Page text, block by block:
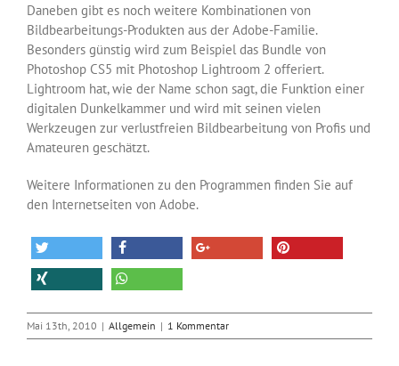
Daneben gibt es noch weitere Kombinationen von
Bildbearbeitungs-Produkten aus der Adobe-Familie.
Besonders günstig wird zum Beispiel das Bundle von
Photoshop CS5 mit Photoshop Lightroom 2 offeriert.
Lightroom hat, wie der Name schon sagt, die Funktion einer
digitalen Dunkelkammer und wird mit seinen vielen
Werkzeugen zur verlustfreien Bildbearbeitung von Profis und
Amateuren geschätzt.
Weitere Informationen zu den Programmen finden Sie auf
den Internetseiten von Adobe.
Mai 13th, 2010 | Allgemein | 1 Kommentar